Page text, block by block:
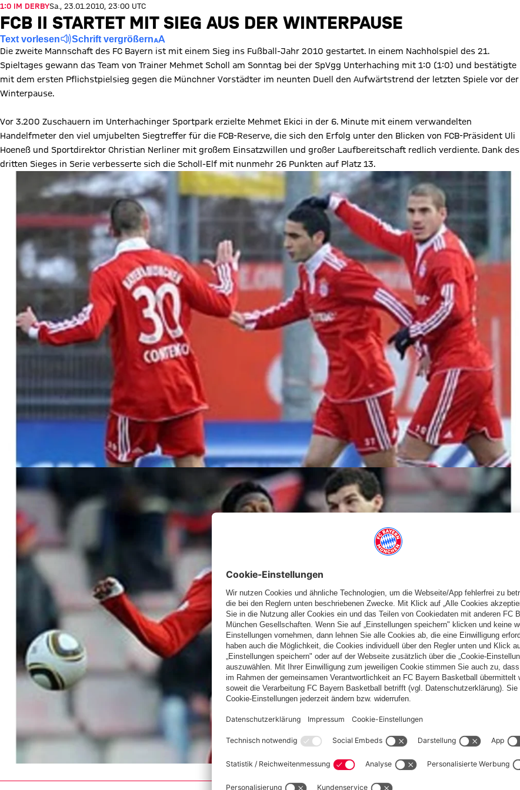
1:0 IM DERBYSa., 23.01.2010, 23:00 UTC
FCB II STARTET MIT SIEG AUS DER WINTERPAUSE
Text vorlesen Schrift vergrößern
Die zweite Mannschaft des FC Bayern ist mit einem Sieg ins Fußball-Jahr 2010 gestartet. In einem Nachholspiel des 21.
Spieltages gewann das Team von Trainer Mehmet Scholl am Sonntag bei der SpVgg Unterhaching mit 1:0 (1:0) und bestätigte
mit dem ersten Pflichstpielsieg gegen die Münchner Vorstädter im neunten Duell den Aufwärtstrend der letzten Spiele vor der
Winterpause.
Vor 3.200 Zuschauern im Unterhachinger Sportpark erzielte Mehmet Ekici in der 6. Minute mit einem verwandelten
Handelfmeter den viel umjubelten Siegtreffer für die FCB-Reserve, die sich den Erfolg unter den Blicken von FCB-Präsident Uli
Hoeneß und Sportdirektor Christian Nerliner mit großem Einsatzwillen und großer Laufbereitschaft redlich verdiente. Dank des
dritten Sieges in Serie verbesserte sich die Scholl-Elf mit nunmehr 26 Punkten auf Platz 13.